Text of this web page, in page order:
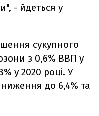
- йдеться у
сукупного
з 0,6% ВВП у
у 2020 році. У
до 6,4% та